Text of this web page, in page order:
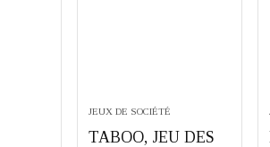
JEUX DE SOCIÉTÉ
TABOO, JEU DES